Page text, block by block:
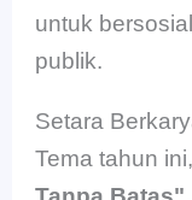
untuk
publik.
Setara
Tema tahun ini,